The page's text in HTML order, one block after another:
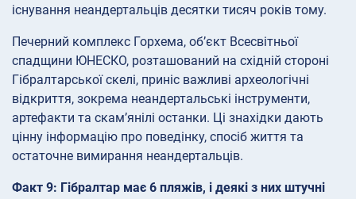
існування неандертальців десятки тисяч років тому.
Печерний комплекс Горхема, об’єкт Всесвітньої
спадщини ЮНЕСКО, розташований на східній стороні
Гібралтарської скелі, приніс важливі археологічні
відкриття, зокрема неандертальські інструменти,
артефакти та скам’янілі останки. Ці знахідки дають
цінну інформацію про поведінку, спосіб життя та
остаточне вимирання неандертальців.
Факт 9: Гібралтар має 6 пляжів, і деякі з них штучні